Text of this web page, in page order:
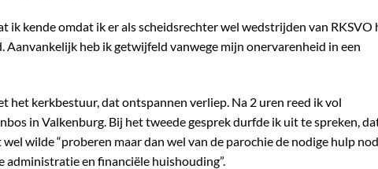
ik kende omdat ik er als scheidsrechter wel wedstrijden van RKSVO
Aanvankelijk heb ik getwijfeld vanwege mijn onervarenheid in een
het kerkbestuur, dat ontspannen verliep. Na 2 uren reed ik vol
in Valkenburg. Bij het tweede gesprek durfde ik uit te spreken,
wilde “proberen maar dan wel van de parochie de nodige hulp
administratie en financiële huishouding”.